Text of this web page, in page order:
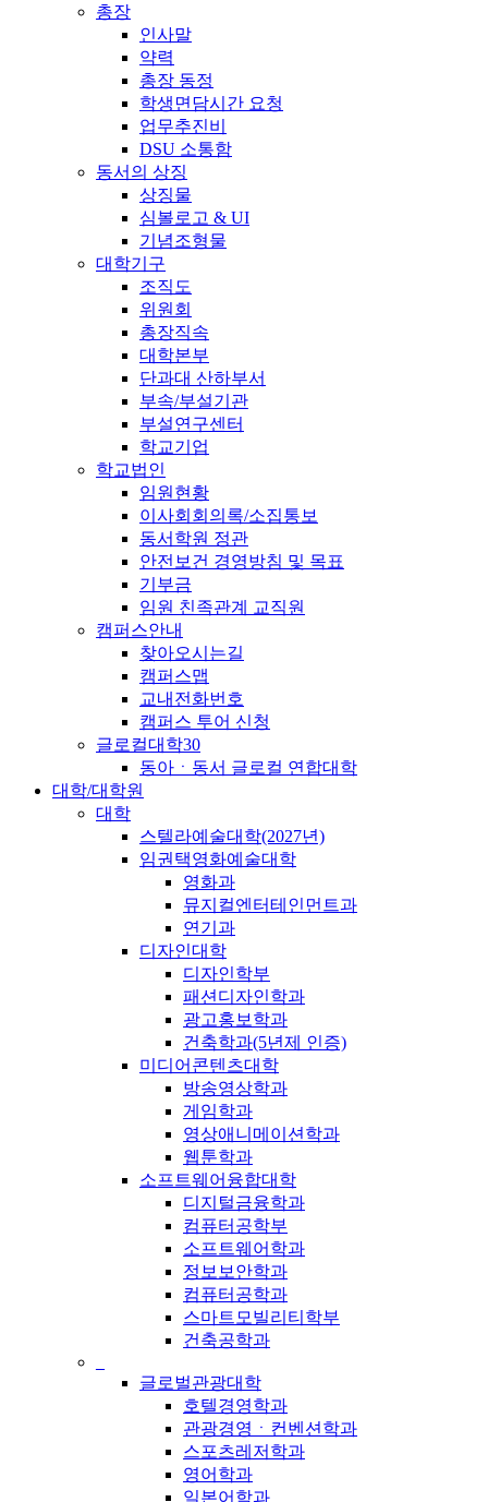
총장
인사말
약력
총장 동정
학생면담시간 요청
업무추진비
DSU 소통함
동서의 상징
상징물
심볼로고 & UI
기념조형물
대학기구
조직도
위원회
총장직속
대학본부
단과대 산하부서
부속/부설기관
부설연구센터
학교기업
학교법인
임원현황
이사회회의록/소집통보
동서학원 정관
안전보건 경영방침 및 목표
기부금
임원 친족관계 교직원
캠퍼스안내
찾아오시는길
캠퍼스맵
교내전화번호
캠퍼스 투어 신청
글로컬대학30
동아ㆍ동서 글로컬 연합대학
대학/대학원
대학
스텔라예술대학(2027년)
임권택영화예술대학
영화과
뮤지컬엔터테인먼트과
연기과
디자인대학
디자인학부
패션디자인학과
광고홍보학과
건축학과(5년제 인증)
미디어콘텐츠대학
방송영상학과
게임학과
영상애니메이션학과
웹툰학과
소프트웨어융합대학
디지털금융학과
컴퓨터공학부
소프트웨어학과
정보보안학과
컴퓨터공학과
스마트모빌리티학부
건축공학과
글로벌관광대학
호텔경영학과
관광경영ㆍ컨벤션학과
스포츠레저학과
영어학과
일본어학과